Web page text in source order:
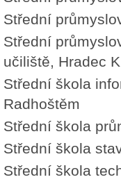
Střední
Střední
učiliště, Hradec
Střední škola
Radhoštěm
Střední škola
Střední škola
Střední škola